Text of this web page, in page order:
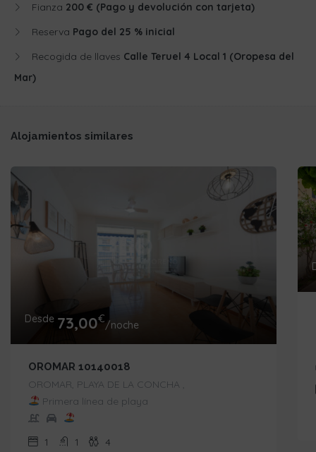
Fianza 200 € (Pago y devolución con tarjeta)
Reserva Pago del 25 % inicial
Recogida de llaves Calle Teruel 4 Local 1 (Oropesa del
Mar)
Alojamientos similares
Desde 73,00€/noche
OROMAR 10140018
OROMAR, PLAYA DE LA CONCHA ,
Primera línea de playa
1 1 4